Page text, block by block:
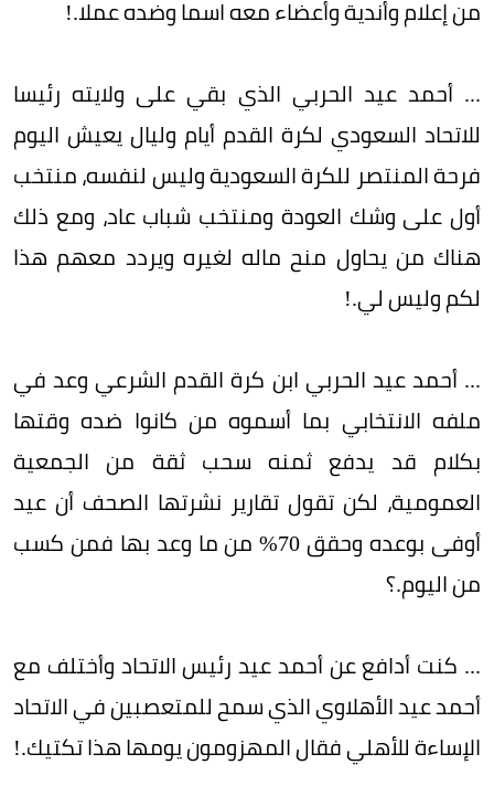
من إعلام وأندية وأعضاء معه اسما وضده عملا.!
... أحمد عيد الحربي الذي بقي على ولايته رئيسا
للاتحاد السعودي لكرة القدم أيام وليال يعيش اليوم
فرحة المنتصر للكرة السعودية وليس لنفسه، منتخب
أول على وشك العودة ومنتخب شباب عاد، ومع ذلك
هناك من يحاول منح ماله لغيره ويردد معهم هذا
لكم وليس لي.!
... أحمد عيد الحربي ابن كرة القدم الشرعي وعد في
ملفه الانتخابي بما أسموه من كانوا ضده وقتها
بكلام قد يدفع ثمنه سحب ثقة من الجمعية
العمومية، لكن تقول تقارير نشرتها الصحف أن عيد
أوفى بوعده وحقق 70% من ما وعد بها فمن كسب
من اليوم.؟
... كنت أدافع عن أحمد عيد رئيس الاتحاد وأختلف مع
أحمد عيد الأهلاوي الذي سمح للمتعصبين في الاتحاد
الإساءة للأهلي فقال المهزومون يومها هذا تكتيك.!